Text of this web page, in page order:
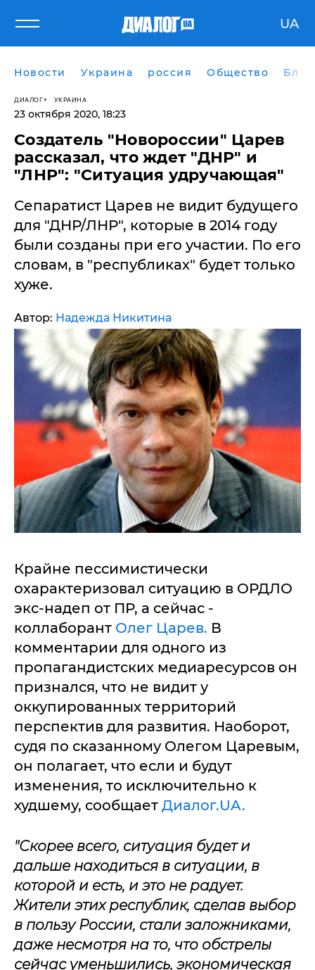
UA
Новости Украина россия Общество
ДИАЛОГ УКРАИНА
23 октября 2020, 18:23
Создатель "Новороссии" Царев
рассказал, что ждет "ДНР" и
"ЛНР": "Ситуация удручающая"
Сепаратист Царев не видит будущего
для "ДНР/ЛНР", которые в 2014 году
были созданы при его участии. По его
словам, в "республиках" будет только
хуже.
Автор: Надежда Никитина
Крайне пессимистически
охарактеризовал ситуацию в ОРДЛО
экс-надеп от ПР, а сейчас -
коллаборант Олег Царев. В
комментарии для одного из
пропагандистских медиаресурсов он
признался, что не видит у
оккупированных территорий
перспектив для развития. Наоборот,
судя по сказанному Олегом Царевым,
он полагает, что если и будут
изменения, то исключительно к
худшему, сообщает Диалог.UA.
"Скорее всего, ситуация будет и
дальше находиться в ситуации, в
которой и есть, и это не радует.
Жители этих республик, сделав выбор
в пользу России, стали заложниками,
даже несмотря на то, что обстрелы
сейчас уменьшились, экономическая